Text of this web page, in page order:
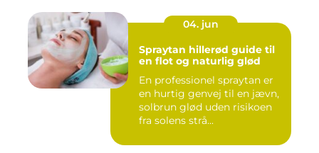
04. jun
Spraytan hillerød guide til
en flot og naturlig glød
En professionel spraytan er
en hurtig genvej til en jævn,
solbrun glød uden risikoen
fra solens strå...